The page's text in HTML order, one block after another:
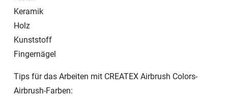
Keramik
Holz
Kunststoff
Fingernägel
Tips für das Arbeiten mit CREATEX Airbrush Colors-
Airbrush-Farben: